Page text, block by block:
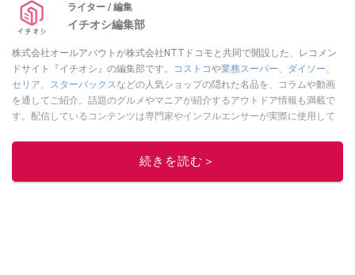
ライター / 編集
イチオシ編集部
株式会社オールアバウトが株式会社NTTドコモと共同で開設した、レコメン
ドサイト『イチオシ』の編集部です。
コストコや業務スーパー、 ダイソー、
セリア、 スターバックスなどの人気ショップの隠れた名品を、コラムや動画
を通してご紹介。話題のグルメやマニアが紹介するアウトドア情報も満載で
す。配信しているコンテンツは専門家やインフルエンサーが実際に使用して
ニュースでフォロー
続きを読む＞